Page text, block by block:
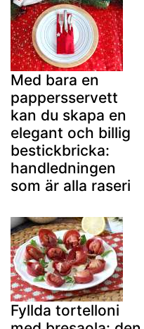
Med bara en
pappersservett
kan du skapa en
elegant och billig
bestickbricka:
handledningen
som är alla raseri
Fyllda tortelloni